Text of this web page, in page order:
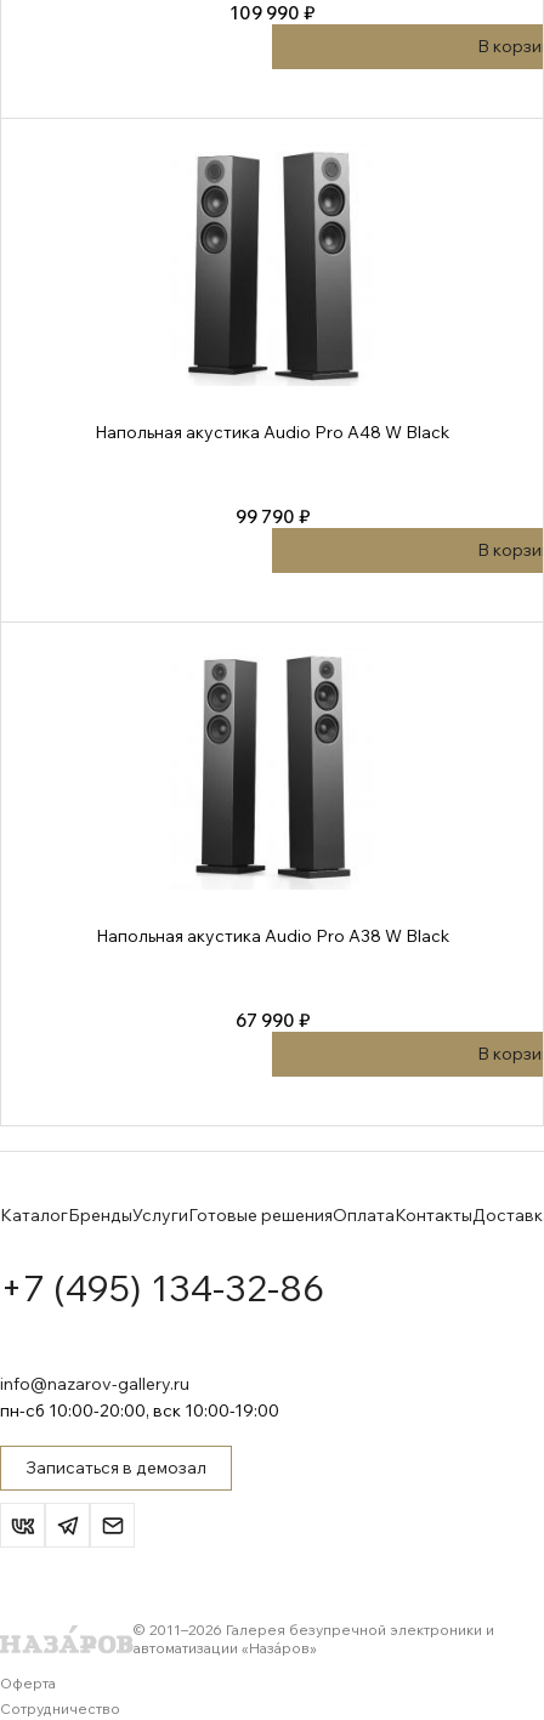
109 990 ₽
В
Напольная акустика Audio Pro A48 W Black
99 790 ₽
В
Напольная акустика Audio Pro A38 W Black
67 990 ₽
В
КаталогБрендыУслугиГотовые решенияОплатаКонтакты
+7 (495) 134-32-86
info@nazarov-gallery.ru
пн-сб 10:00-20:00, вск 10:00-19:00
Записаться в демозал
© 2011–2026 Галерея безупречной электроники и
автоматизации «Назáров»
Оферта
Сотрудничество